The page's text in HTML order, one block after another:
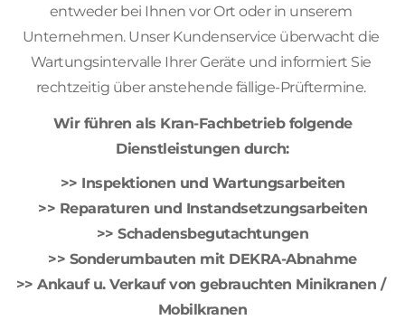
entweder bei Ihnen vor Ort oder in unserem
Unternehmen. Unser Kundenservice überwacht die
Wartungsintervalle Ihrer Geräte und informiert Sie
rechtzeitig über anstehende fällige-Prüftermine.
Dienstleistungen durch:
>> Inspektionen und Wartungsarbeiten
>> Reparaturen und Instandsetzungsarbeiten
>> Schadensbegutachtungen
>> Sonderumbauten mit DEKRA-Abnahme
>> Ankauf u. Verkauf von gebrauchten Minikranen /
Mobilkranen